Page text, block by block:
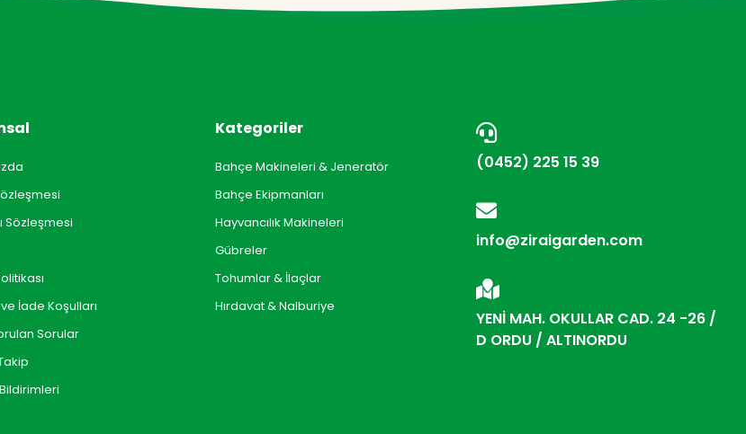
Sözleşmesi
İade Koşulları
Sorular
Kategoriler
Bahçe Makineleri & Jeneratör
Bahçe Ekipmanları
Hayvancılık Makineleri
Gübreler
Tohumlar & İlaçlar
Hırdavat & Nalburiye
(0452) 225 15 39
info@ziraigarden.com
YENİ MAH. OKULLAR CAD. 24 -26 /
D ORDU / ALTINORDU